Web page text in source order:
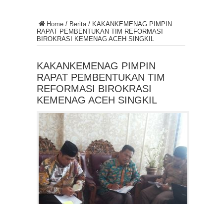
Home / Berita / KAKANKEMENAG PIMPIN
RAPAT PEMBENTUKAN TIM REFORMASI
BIROKRASI KEMENAG ACEH SINGKIL
KAKANKEMENAG PIMPIN
RAPAT PEMBENTUKAN TIM
REFORMASI BIROKRASI
KEMENAG ACEH SINGKIL